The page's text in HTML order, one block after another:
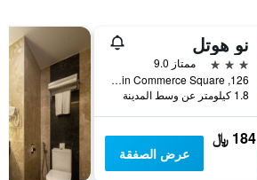
نو هوتل
3 نجوم
ممتاز 9.0
126, Lot 8349 Assyakirin Commerce Square, بينتولو, ماليزيا
1.8 كيلومتر عن وسط المدينة
184 ﷼
عرض الصفقة